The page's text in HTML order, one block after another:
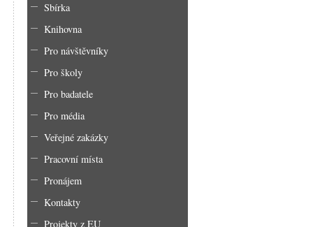
Sbírka
Knihovna
Pro návštěvníky
Pro školy
Pro badatele
Pro média
Veřejné zakázky
Pracovní místa
Pronájem
Kontakty
Projekty z EU